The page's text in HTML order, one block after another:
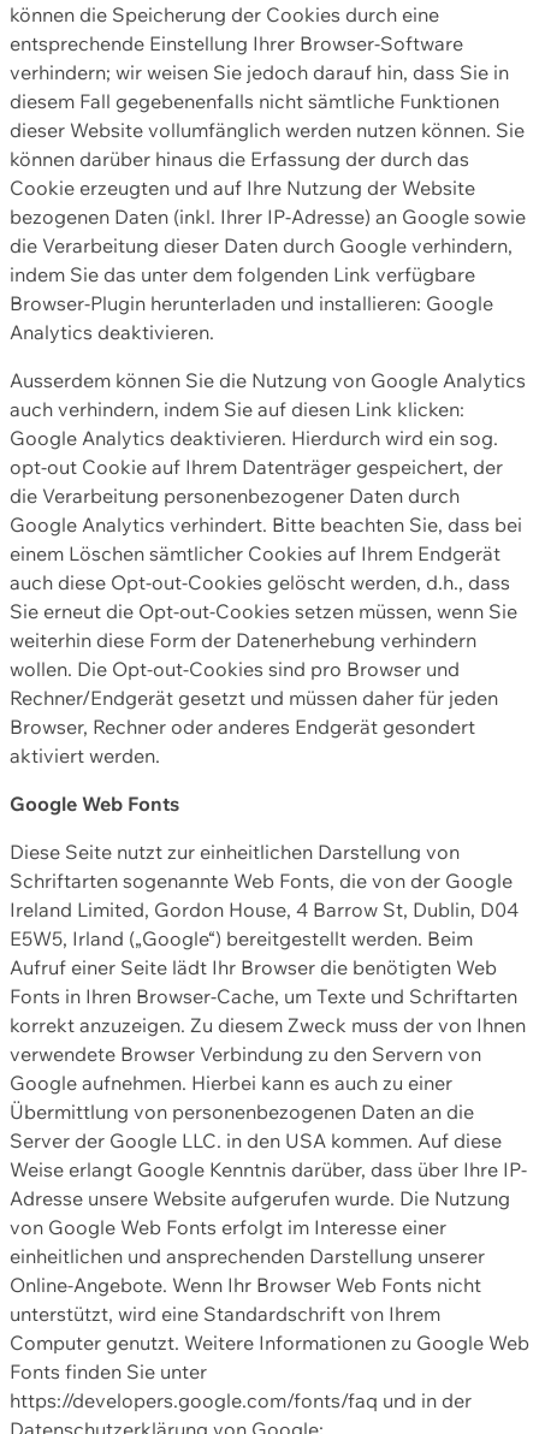
können die Speicherung der Cookies durch eine
entsprechende Einstellung Ihrer Browser-Software
verhindern; wir weisen Sie jedoch darauf hin, dass Sie in
diesem Fall gegebenenfalls nicht sämtliche Funktionen
dieser Website vollumfänglich werden nutzen können. Sie
können darüber hinaus die Erfassung der durch das
Cookie erzeugten und auf Ihre Nutzung der Website
bezogenen Daten (inkl. Ihrer IP-Adresse) an Google sowie
die Verarbeitung dieser Daten durch Google verhindern,
indem Sie das unter dem folgenden Link verfügbare
Browser-Plugin herunterladen und installieren: Google
Analytics deaktivieren.
Ausserdem können Sie die Nutzung von Google Analytics
auch verhindern, indem Sie auf diesen Link klicken:
Google Analytics deaktivieren. Hierdurch wird ein sog.
opt-out Cookie auf Ihrem Datenträger gespeichert, der
die Verarbeitung personenbezogener Daten durch
Google Analytics verhindert. Bitte beachten Sie, dass bei
einem Löschen sämtlicher Cookies auf Ihrem Endgerät
auch diese Opt-out-Cookies gelöscht werden, d.h., dass
Sie erneut die Opt-out-Cookies setzen müssen, wenn Sie
weiterhin diese Form der Datenerhebung verhindern
wollen. Die Opt-out-Cookies sind pro Browser und
Rechner/Endgerät gesetzt und müssen daher für jeden
Browser, Rechner oder anderes Endgerät gesondert
aktiviert werden.
Google Web Fonts
Diese Seite nutzt zur einheitlichen Darstellung von
Schriftarten sogenannte Web Fonts, die von der Google
Ireland Limited, Gordon House, 4 Barrow St, Dublin, D04
E5W5, Irland („Google“) bereitgestellt werden. Beim
Aufruf einer Seite lädt Ihr Browser die benötigten Web
Fonts in Ihren Browser-Cache, um Texte und Schriftarten
korrekt anzuzeigen. Zu diesem Zweck muss der von Ihnen
verwendete Browser Verbindung zu den Servern von
Google aufnehmen. Hierbei kann es auch zu einer
Übermittlung von personenbezogenen Daten an die
Server der Google LLC. in den USA kommen. Auf diese
Weise erlangt Google Kenntnis darüber, dass über Ihre IP-
Adresse unsere Website aufgerufen wurde. Die Nutzung
von Google Web Fonts erfolgt im Interesse einer
einheitlichen und ansprechenden Darstellung unserer
Online-Angebote. Wenn Ihr Browser Web Fonts nicht
unterstützt, wird eine Standardschrift von Ihrem
Computer genutzt. Weitere Informationen zu Google Web
Fonts finden Sie unter
https://developers.google.com/fonts/faq und in der